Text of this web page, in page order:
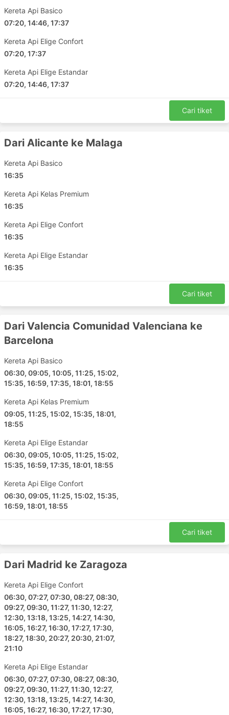
kebersihan. Ia selalunya melibatkan koc dan kelas
tandas paling murah.
dengan jelas dalam sesetengah perjalanan kereta
api. Skrin elektronik dapat menyelesaikan masalah
semua kereta api. Jadi pastikan anda menjejaki
stesen perhentian anda dengan GPS atau
bertanya terus kepada konduktor kereta api jika
Kereta Api Basico
07:20, 14:46, 17:37
Kereta Api Elige Confort
07:20, 17:37
Kereta Api Elige Estandar
07:20, 14:46, 17:37
Cari tiket
Dari Alicante ke Malaga
Kereta Api Basico
16:35
Kereta Api Kelas Premium
16:35
Kereta Api Elige Confort
16:35
Kereta Api Elige Estandar
16:35
Cari tiket
Dari Valencia Comunidad Valenciana ke
Barcelona
Kereta Api Basico
06:30, 09:05, 10:05, 11:25, 15:02,
15:35, 16:59, 17:35, 18:01, 18:55
Kereta Api Kelas Premium
09:05, 11:25, 15:02, 15:35, 18:01,
18:55
Kereta Api Elige Estandar
06:30, 09:05, 10:05, 11:25, 15:02,
15:35, 16:59, 17:35, 18:01, 18:55
Kereta Api Elige Confort
06:30, 09:05, 11:25, 15:02, 15:35,
16:59, 18:01, 18:55
Cari tiket
Dari Madrid ke Zaragoza
Kereta Api Elige Confort
06:30, 07:27, 07:30, 08:27, 08:30,
09:27, 09:30, 11:27, 11:30, 12:27,
12:30, 13:18, 13:25, 14:27, 14:30,
16:05, 16:27, 16:30, 17:27, 17:30,
18:27, 18:30, 20:27, 20:30, 21:07,
21:10
Kereta Api Elige Estandar
06:30, 07:27, 07:30, 08:27, 08:30,
09:27, 09:30, 11:27, 11:30, 12:27,
12:30, 13:18, 13:25, 14:27, 14:30,
16:05, 16:27, 16:30, 17:27, 17:30,